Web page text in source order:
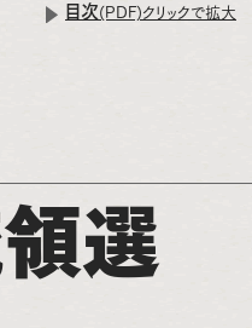
目次(PDF)クリックで拡大
選